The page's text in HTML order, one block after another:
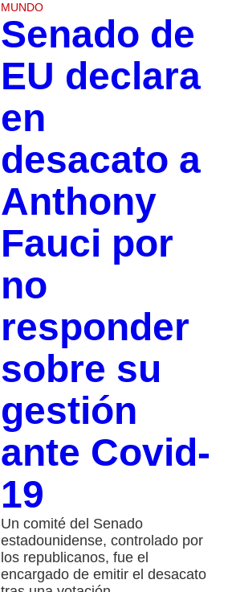
MUNDO
Senado de
EU declara
en
desacato a
Anthony
Fauci por
no
responder
sobre su
gestión
ante Covid-
19
Un comité del Senado
estadounidense, controlado por
los republicanos, fue el
encargado de emitir el desacato